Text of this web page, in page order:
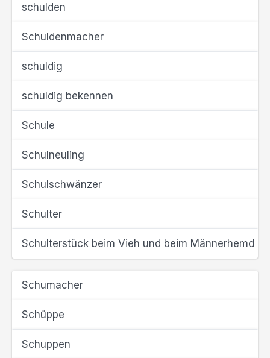
schulden
Schuldenmacher
schuldig
schuldig bekennen
Schule
Schulneuling
Schulschwänzer
Schulter
Schulterstück beim Vieh und beim Männerhemd
Schumacher
Schüppe
Schuppen